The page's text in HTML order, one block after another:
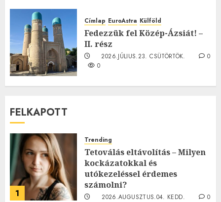
2026.JÚLIUS.23. CSÜTÖRTÖK.
0
Címlap EuroAstra Külföld
Fedezzük fel Közép-Ázsiát! –
II. rész
2026.JÚLIUS.23. CSÜTÖRTÖK.
0
0
FELKAPOTT
1
Trending
Tetoválás eltávolítás – Milyen
kockázatokkal és
utókezeléssel érdemes
számolni?
2026.AUGUSZTUS.04. KEDD.
0